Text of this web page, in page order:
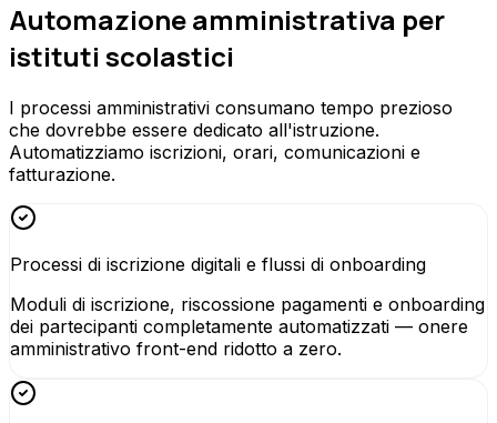
Automazione amministrativa per
istituti scolastici
I processi amministrativi consumano tempo prezioso
che dovrebbe essere dedicato all'istruzione.
Automatizziamo iscrizioni, orari, comunicazioni e
fatturazione.
Processi di iscrizione digitali e flussi di onboarding
Moduli di iscrizione, riscossione pagamenti e onboarding
dei partecipanti completamente automatizzati — onere
amministrativo front-end ridotto a zero.